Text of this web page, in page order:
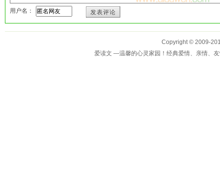
用户名： 发表评论
Copyright © 2009-
爱读文 —温馨的心灵家园！经典爱情、亲情、